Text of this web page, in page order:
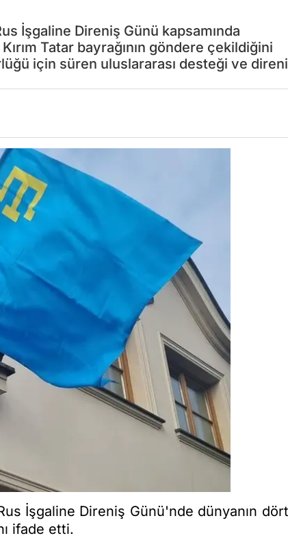
İşgaline Direniş Günü kapsamında
Tatar bayrağının göndere çekildiğini
için süren uluslararası desteği ve
İşgaline Direniş Günü'nde dünyanın
ifade etti.